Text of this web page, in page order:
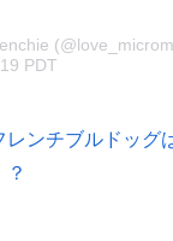
PDT
ンチブルドッグ